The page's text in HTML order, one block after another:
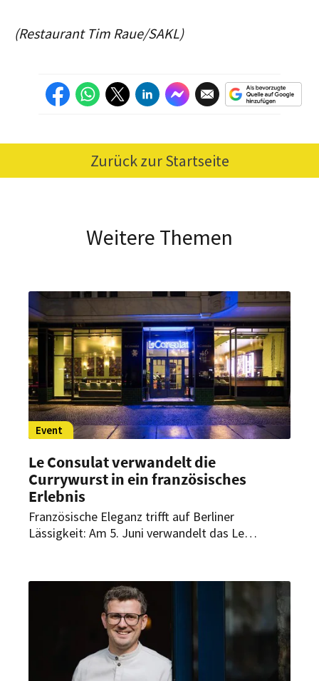
(Restaurant Tim Raue/SAKL)
Zurück zur Startseite
Weitere Themen
Event
Le Consulat verwandelt die
Currywurst in ein französisches
Erlebnis
Französische Eleganz trifft auf Berliner
Lässigkeit: Am 5. Juni verwandelt das Le